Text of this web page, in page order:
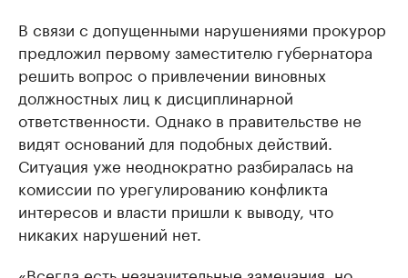
В связи с допущенными нарушениями прокурор
предложил первому заместителю губернатора
решить вопрос о привлечении виновных
должностных лиц к дисциплинарной
ответственности. Однако в правительстве не
видят оснований для подобных действий.
Ситуация уже неоднократно разбиралась на
комиссии по урегулированию конфликта
интересов и власти пришли к выводу, что
никаких нарушений нет.